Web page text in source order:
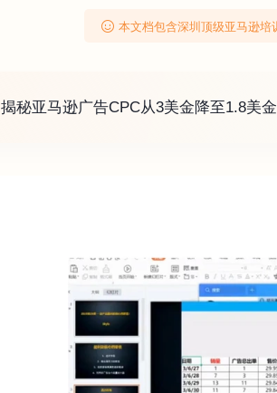
本文档包含深圳顶级亚马逊
揭秘亚马逊广告CPC从3美金降至1.8美